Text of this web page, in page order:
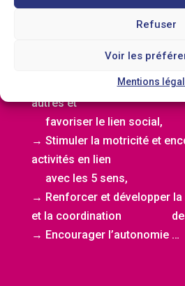
Refuser
Voir les
Mentions
LES BESOINS IDENTIFIÉS :
→ Stimuler l’imaginaire et la
Améliorer la qualité de la
autres et
favoriser le lien social,
→ Stimuler la motricité et
activités en lien
avec les 5 sens,
→ Renforcer et développer
et la coordination des
→ Encourager l’autonomie …